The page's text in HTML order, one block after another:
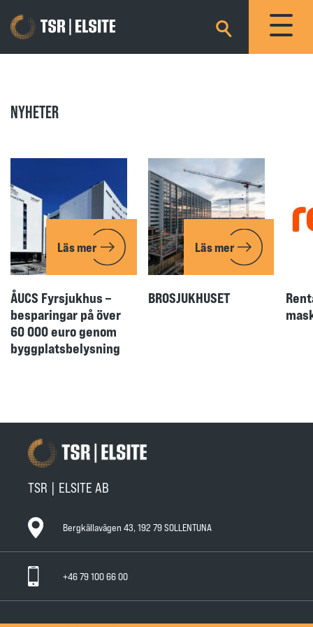
×
NYHETER
Läs mer
ÅUCS Fyrsjukhus –
besparingar på över
60 000 euro genom
byggplatsbelysning
Läs mer
BROSJUKHUSET
TSR | ELSITE AB
Bergkällavägen 43, 192 79 SOLLENTUNA
+46 79 100 66 00